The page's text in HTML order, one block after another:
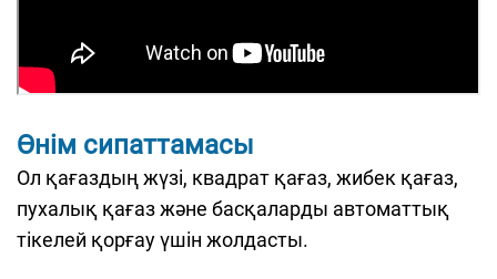
Өнім сипаттамасы
Ол қағаздың жүзі, квадрат қағаз, жибек қағаз,
пухалық қағаз және басқаларды автоматтық
тікелей қорғау үшін жолдасты.